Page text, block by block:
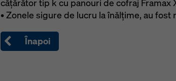
cățărător tip k cu panouri de cofraj Framax
• Zonele sigure de lucru la înălțime, au
Înapoi